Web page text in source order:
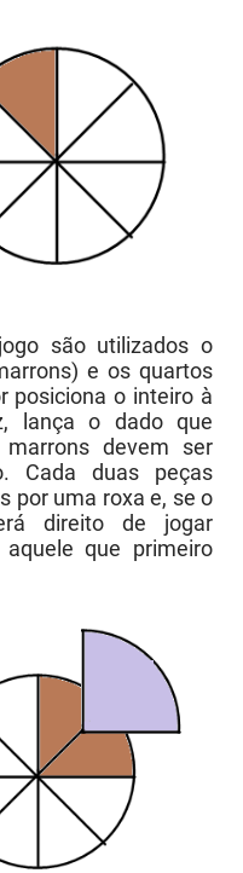
são utilizados o
e os quartos
posiciona o inteiro à
lança o dado que
devem ser
Cada duas peças
por uma roxa e, se o
direito de jogar
que primeiro